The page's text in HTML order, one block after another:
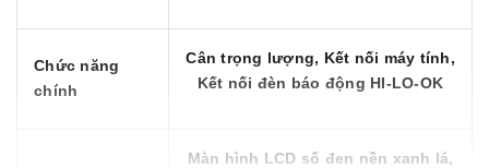
Chức năng
chính
Cân trọng lượng, Kết nối máy tính,
Kết nối đèn báo động HI-LO-OK
Màn hình LCD số đen nền xanh lá,